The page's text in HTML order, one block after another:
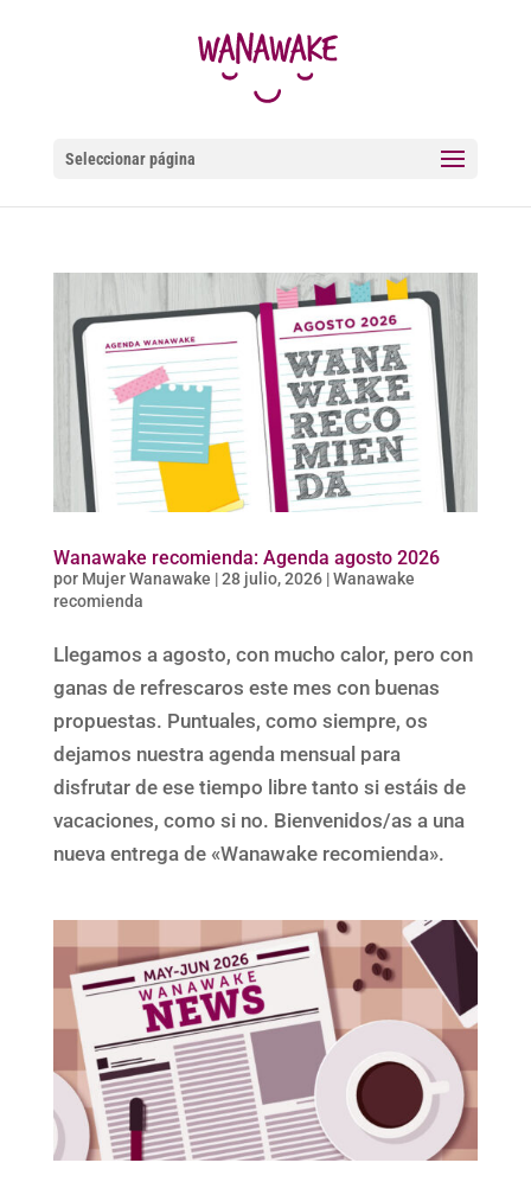
Seleccionar página
Wanawake recomienda: Agenda agosto 2026
por Mujer Wanawake |28 julio, 2026|Wanawake
recomienda
Llegamos a agosto, con mucho calor, pero con
ganas de refrescaros este mes con buenas
propuestas. Puntuales, como siempre, os
dejamos nuestra agenda mensual para
disfrutar de ese tiempo libre tanto si estáis de
vacaciones, como si no. Bienvenidos/as a una
nueva entrega de «Wanawake recomienda».